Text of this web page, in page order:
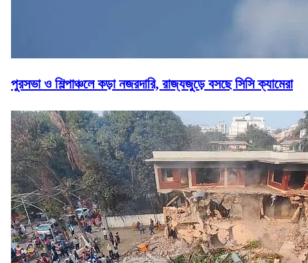
পুরসভা ও শিল্পাঞ্চলে কড়া নজরদারি, রাজ্যজুড়ে বসছে সিসি ক্যামেরা